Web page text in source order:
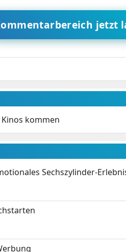
jetzt
kommen
Sechszylinder-